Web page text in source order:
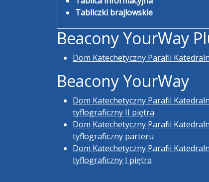
Tabliczki brajlowskie
Beacony YourWay
Dom Katechetyczny Parafii
Beacony YourWay
Dom Katechetyczny Parafii
tyflograficzny II piętra
Dom Katechetyczny Parafii
tyflograficzny parteru
Dom Katechetyczny Parafii
tyflograficzny I piętra